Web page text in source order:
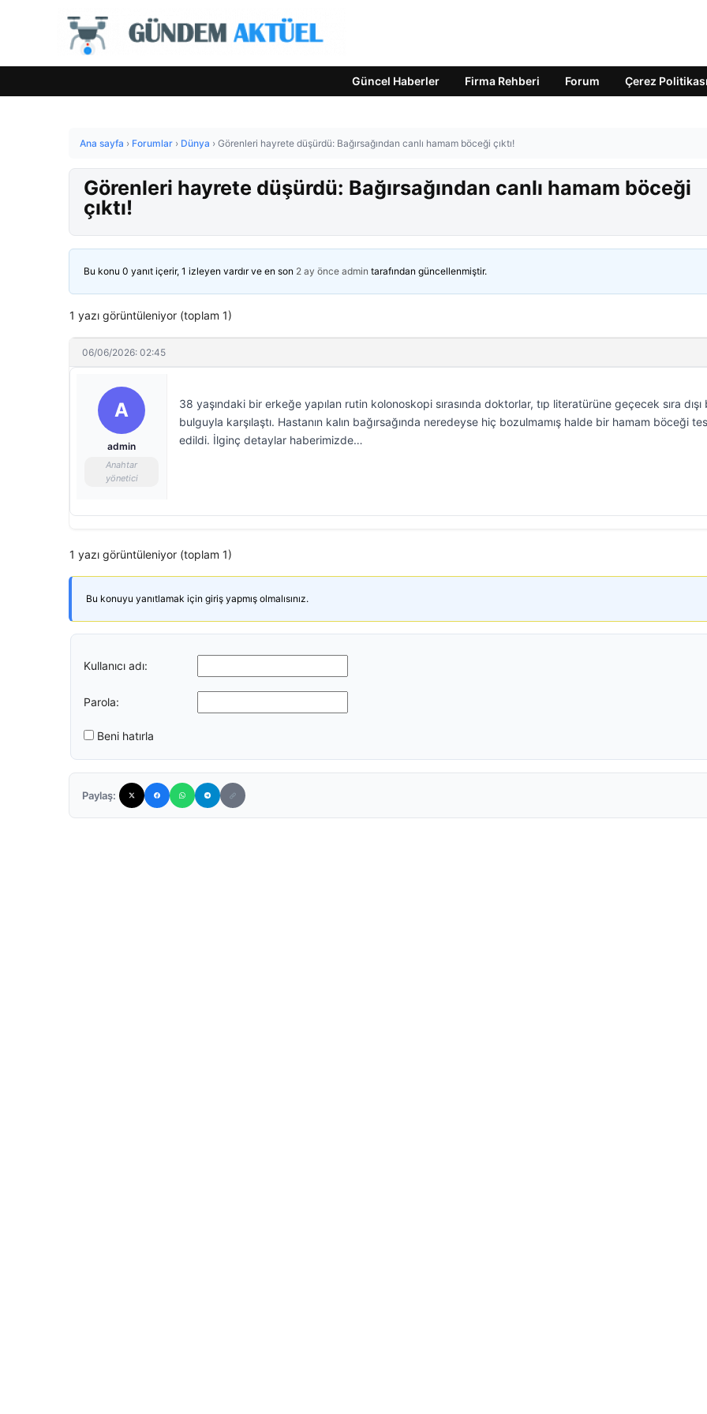
Güncel Haberler Firma Rehberi Forum Çerez Politikası
Ana sayfa › Forumlar › Dünya › Görenleri hayrete düşürdü: Bağırsağından canlı hamam böceği çıktı!
Görenleri hayrete düşürdü: Bağırsağından canlı hamam böceği
çıktı!
Bu konu 0 yanıt içerir, 1 izleyen vardır ve en son 2 ay önce admin tarafından güncellenmiştir.
1 yazı görüntüleniyor (toplam 1)
06/06/2026: 02:45
A
admin
Anahtar
yönetici
38 yaşındaki bir erkeğe yapılan rutin kolonoskopi sırasında doktorlar, tıp literatürüne geçecek sıra dışı
bulguyla karşılaştı. Hastanın kalın bağırsağında neredeyse hiç bozulmamış halde bir hamam böceği
edildi. İlginç detaylar haberimizde…
1 yazı görüntüleniyor (toplam 1)
Bu konuyu yanıtlamak için giriş yapmış olmalısınız.
Kullanıcı adı:
Parola:
Beni hatırla
Paylaş: